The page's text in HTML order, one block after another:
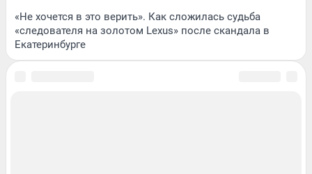
«Не хочется в это верить». Как сложилась судьба
«следователя на золотом Lexus» после скандала в
Екатеринбурге